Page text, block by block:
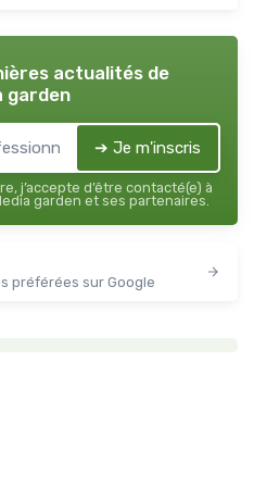
actualités de
garden
➔ Je m'inscris
j’accepte d’être contacté(e) à
garden et ses partenaires.
préférées sur Google